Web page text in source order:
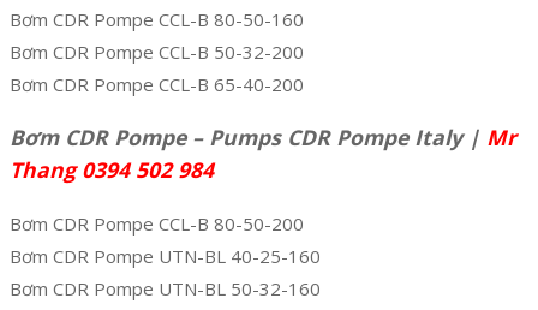
Bơm CDR Pompe CCL-B 80-50-160
Bơm CDR Pompe CCL-B 50-32-200
Bơm CDR Pompe CCL-B 65-40-200
Bơm CDR Pompe – Pumps CDR Pompe Italy | Mr
Thang 0394 502 984
Bơm CDR Pompe CCL-B 80-50-200
Bơm CDR Pompe UTN-BL 40-25-160
Bơm CDR Pompe UTN-BL 50-32-160